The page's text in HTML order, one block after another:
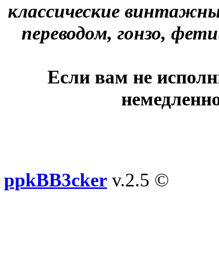
классические
переводом, гонзо,
Если вам не
ppkBB3cker v.2.5 ©